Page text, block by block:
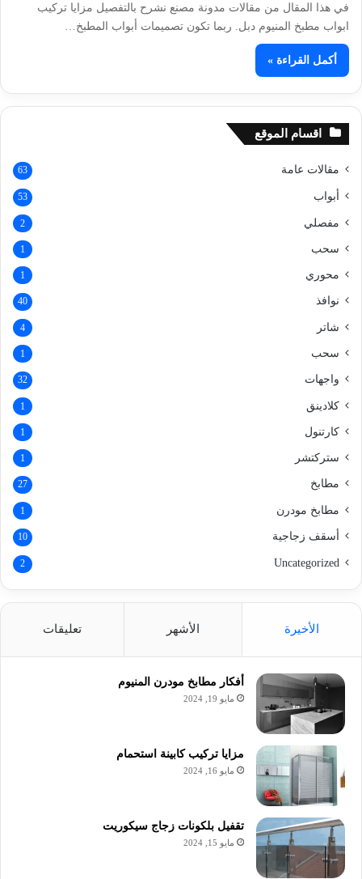
في هذا المقال من مقالات مدونة مصنع نشرح بالتفصيل مزايا تركيب
ابواب مطبخ المنيوم دبل. ربما تكون تصميمات أبواب المطبخ…
أكمل القراءة »
اقسام الموقع
مقالات عامة 63
أبواب 53
مفصلي 2
سحب 1
محوري 1
نوافذ 40
شاتر 4
سحب 1
واجهات 32
كلادينق 1
كارتنول 1
ستركتشر 1
مطابخ 27
مطابخ مودرن 1
أسقف زجاجية 10
Uncategorized
2
الأخيرة الأشهر تعليقات
أفكار مطابخ مودرن المنيوم
مايو 19, 2024
مزايا تركيب كابينة استحمام
مايو 16, 2024
تقفيل بلكونات زجاج سيكوريت
مايو 15, 2024